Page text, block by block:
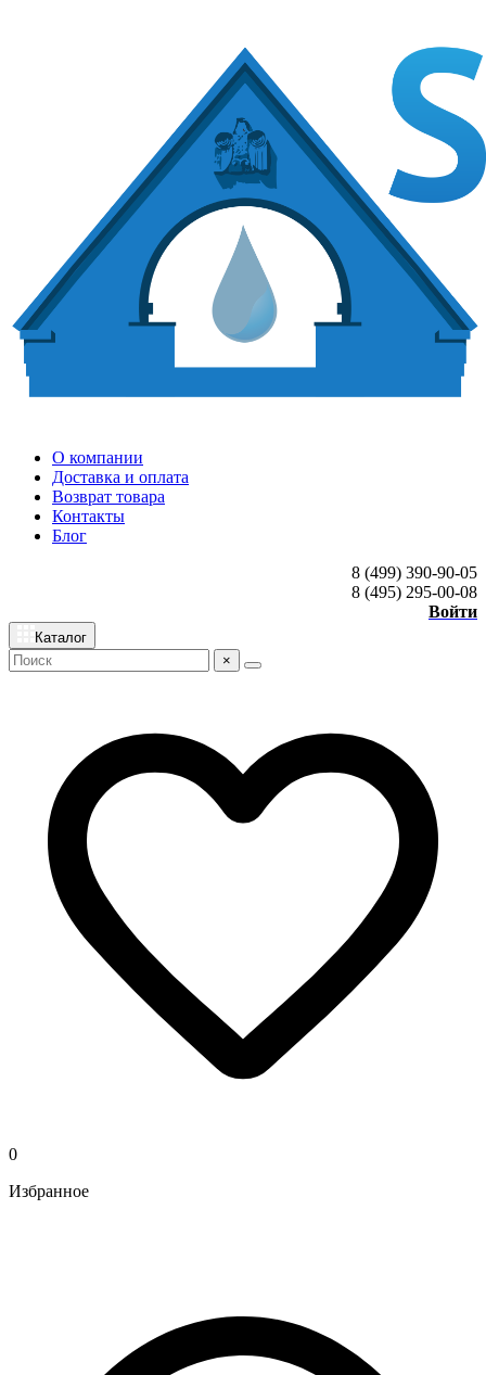
О компании
Доставка и оплата
Возврат товара
Контакты
Блог
8 (499) 390-90-05
8 (495) 295-00-08
Войти
Каталог
×
0
Избранное